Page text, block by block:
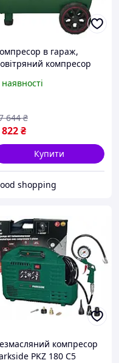
в гараж,
компресор
повітряний
на 220 вольт,
₴
644 ₴
Купити
shopping
компресор
PKZ 180 C5